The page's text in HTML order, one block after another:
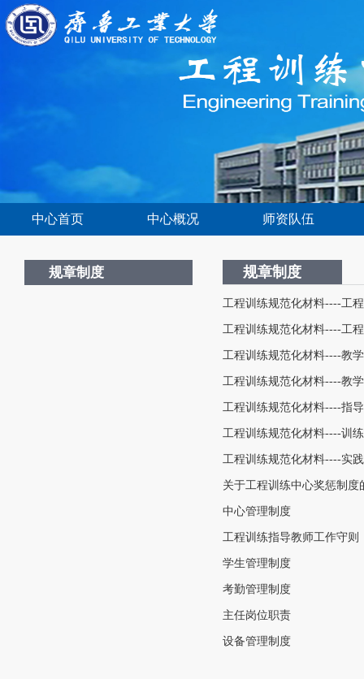
中心首页 中心概况 师资队伍
规章制度 规章制度
工程训练规范化材料----工
工程训练规范化材料----工
工程训练规范化材料----教
工程训练规范化材料----教
工程训练规范化材料----指
工程训练规范化材料----训
工程训练规范化材料----实
关于工程训练中心奖惩制度
中心管理制度
工程训练指导教师工作守则
学生管理制度
考勤管理制度
主任岗位职责
设备管理制度